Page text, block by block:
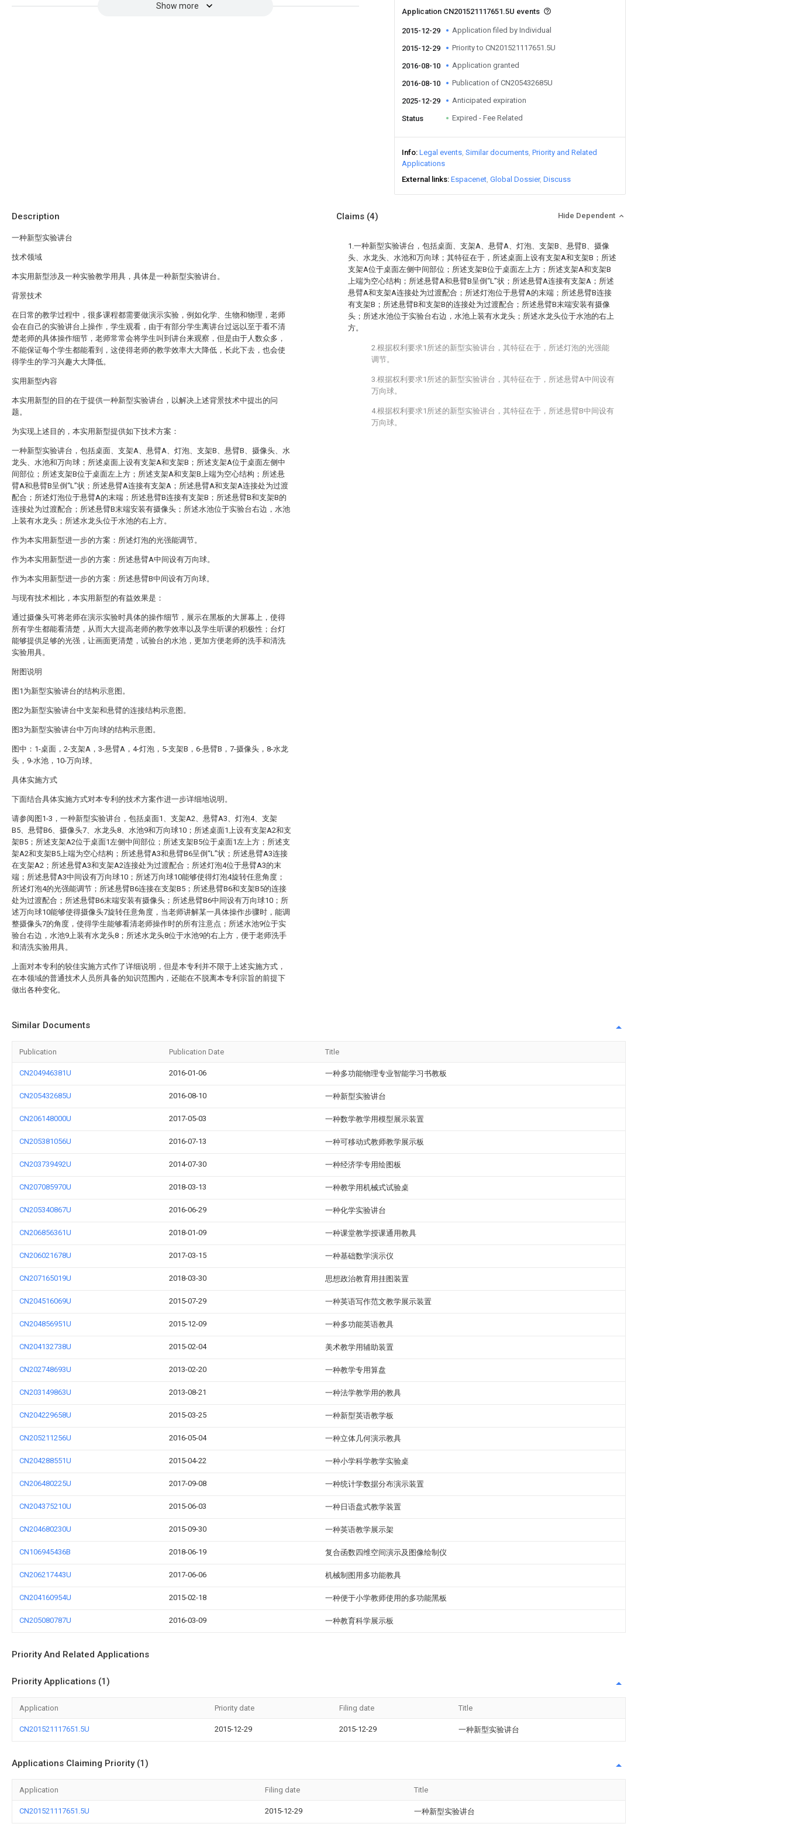
Show more
Application CN201521117651.5U events
2015-12-29 Application filed by Individual
2015-12-29 Priority to CN201521117651.5U
2016-08-10 Application granted
2016-08-10 Publication of CN205432685U
2025-12-29 Anticipated expiration
Status Expired - Fee Related
Info Legal events Similar documents Priority and Related
Applications
External links Espacenet Global Dossier Discuss
Description
一种新型实验讲台
技术领域
本实用新型涉及一种实验教学用具，具体是一种新型实验讲台。
背景技术
在日常的教学过程中，很多课程都需要做演示实验，例如化学、生物和物理，老师
会在自己的实验讲台上操作，学生观看，由于有部分学生离讲台过远以至于看不清
楚老师的具体操作细节，老师常常会将学生叫到讲台来观察，但是由于人数众多，
不能保证每个学生都能看到，这使得老师的教学效率大大降低，长此下去，也会使
得学生的学习兴趣大大降低。
实用新型内容
本实用新型的目的在于提供一种新型实验讲台，以解决上述背景技术中提出的问
题。
为实现上述目的，本实用新型提供如下技术方案：
一种新型实验讲台，包括桌面、支架A、悬臂A、灯泡、支架B、悬臂B、摄像头、水
龙头、水池和万向球；所述桌面上设有支架A和支架B；所述支架A位于桌面左侧中
间部位；所述支架B位于桌面左上方；所述支架A和支架B上端为空心结构；所述悬
臂A和悬臂B呈倒“L”状；所述悬臂A连接有支架A；所述悬臂A和支架A连接处为过渡
配合；所述灯泡位于悬臂A的末端；所述悬臂B连接有支架B；所述悬臂B和支架B的
连接处为过渡配合；所述悬臂B末端安装有摄像头；所述水池位于实验台右边，水池
上装有水龙头；所述水龙头位于水池的右上方。
作为本实用新型进一步的方案：所述灯泡的光强能调节。
作为本实用新型进一步的方案：所述悬臂A中间设有万向球。
作为本实用新型进一步的方案：所述悬臂B中间设有万向球。
与现有技术相比，本实用新型的有益效果是：
通过摄像头可将老师在演示实验时具体的操作细节，展示在黑板的大屏幕上，使得
所有学生都能看清楚，从而大大提高老师的教学效率以及学生听课的积极性；台灯
能够提供足够的光强，让画面更清楚，试验台的水池，更加方便老师的洗手和清洗
实验用具。
附图说明
图1为新型实验讲台的结构示意图。
图2为新型实验讲台中支架和悬臂的连接结构示意图。
图3为新型实验讲台中万向球的结构示意图。
图中：1-桌面，2-支架A，3-悬臂A，4-灯泡，5-支架B，6-悬臂B，7-摄像头，8-水龙
头，9-水池，10-万向球。
具体实施方式
下面结合具体实施方式对本专利的技术方案作进一步详细地说明。
请参阅图1-3，一种新型实验讲台，包括桌面1、支架A2、悬臂A3、灯泡4、支架
B5、悬臂B6、摄像头7、水龙头8、水池9和万向球10；所述桌面1上设有支架A2和支
架B5；所述支架A2位于桌面1左侧中间部位；所述支架B5位于桌面1左上方；所述支
架A2和支架B5上端为空心结构；所述悬臂A3和悬臂B6呈倒“L”状；所述悬臂A3连接
在支架A2；所述悬臂A3和支架A2连接处为过渡配合；所述灯泡4位于悬臂A3的末
端；所述悬臂A3中间设有万向球10；所述万向球10能够使得灯泡4旋转任意角度；
所述灯泡4的光强能调节；所述悬臂B6连接在支架B5；所述悬臂B6和支架B5的连接
处为过渡配合；所述悬臂B6末端安装有摄像头；所述悬臂B6中间设有万向球10；所
述万向球10能够使得摄像头7旋转任意角度，当老师讲解某一具体操作步骤时，能调
整摄像头7的角度，使得学生能够看清老师操作时的所有注意点；所述水池9位于实
验台右边，水池9上装有水龙头8；所述水龙头8位于水池9的右上方，便于老师洗手
和清洗实验用具。
上面对本专利的较佳实施方式作了详细说明，但是本专利并不限于上述实施方式，
在本领域的普通技术人员所具备的知识范围内，还能在不脱离本专利宗旨的前提下
做出各种变化。
Claims (4) Hide Dependent
1.一种新型实验讲台，包括桌面、支架A、悬臂A、灯泡、支架B、悬臂B、摄像
头、水龙头、水池和万向球；其特征在于，所述桌面上设有支架A和支架B；所述
支架A位于桌面左侧中间部位；所述支架B位于桌面左上方；所述支架A和支架B
上端为空心结构；所述悬臂A和悬臂B呈倒“L”状；所述悬臂A连接有支架A；所述
悬臂A和支架A连接处为过渡配合；所述灯泡位于悬臂A的末端；所述悬臂B连接
有支架B；所述悬臂B和支架B的连接处为过渡配合；所述悬臂B末端安装有摄像
头；所述水池位于实验台右边，水池上装有水龙头；所述水龙头位于水池的右上
方。
2.根据权利要求1所述的新型实验讲台，其特征在于，所述灯泡的光强能
调节。
3.根据权利要求1所述的新型实验讲台，其特征在于，所述悬臂A中间设有
万向球。
4.根据权利要求1所述的新型实验讲台，其特征在于，所述悬臂B中间设有
万向球。
Similar Documents
Publication Publication Date Title
CN204946381U 2016-01-06 一种多功能物理专业智能学习书教板
CN205432685U 2016-08-10 一种新型实验讲台
CN206148000U 2017-05-03 一种数学教学用模型展示装置
CN205381056U 2016-07-13 一种可移动式教师教学展示板
CN203739492U 2014-07-30 一种经济学专用绘图板
CN207085970U 2018-03-13 一种教学用机械式试验桌
CN205340867U 2016-06-29 一种化学实验讲台
CN206856361U 2018-01-09 一种课堂教学授课通用教具
CN206021678U 2017-03-15 一种基础数学演示仪
CN207165019U 2018-03-30 思想政治教育用挂图装置
CN204516069U 2015-07-29 一种英语写作范文教学展示装置
CN204856951U 2015-12-09 一种多功能英语教具
CN204132738U 2015-02-04 美术教学用辅助装置
CN202748693U 2013-02-20 一种教学专用算盘
CN203149863U 2013-08-21 一种法学教学用的教具
CN204229658U 2015-03-25 一种新型英语教学板
CN205211256U 2016-05-04 一种立体几何演示教具
CN204288551U 2015-04-22 一种小学科学教学实验桌
CN206480225U 2017-09-08 一种统计学数据分布演示装置
CN204375210U 2015-06-03 一种日语盘式教学装置
CN204680230U 2015-09-30 一种英语教学展示架
CN106945436B 2018-06-19 复合函数四维空间演示及图像绘制仪
CN206217443U 2017-06-06 机械制图用多功能教具
CN204160954U 2015-02-18 一种便于小学教师使用的多功能黑板
CN205080787U 2016-03-09 一种教育科学展示板
Priority And Related Applications
Priority Applications (1)
Application Priority date Filing date Title
CN201521117651.5U 2015-12-29 2015-12-29 一种新型实验讲台
Applications Claiming Priority (1)
Application Filing date Title
CN201521117651.5U 2015-12-29 一种新型实验讲台